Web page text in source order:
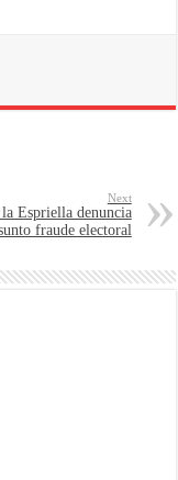
Next
Espriella denuncia
fraude electoral